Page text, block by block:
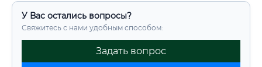
У Вас остались вопросы?
Свяжитесь с нами удобным способом:
Задать вопрос